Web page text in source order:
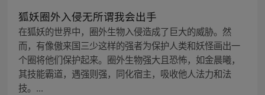
狐妖圈外入侵无所谓我会出手
在狐妖的世界中，圈外生物入侵造成了巨大的威胁。然
而，有像傲来国三少这样的强者为保护人类和妖怪画出一
个圈将他们保护起来。圈外生物强大且恐怖，如金晨曦，
其技能霸道，遇强则强，同化宿主，吸收他人法力和法
技。...